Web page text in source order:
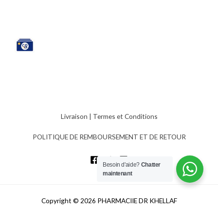
Livraison | Termes et Conditions
POLITIQUE DE REMBOURSEMENT ET DE RETOUR
Copyright © 2026 PHARMACIIE DR KHELLAF
Besoin d'aide? Chatter
maintenant